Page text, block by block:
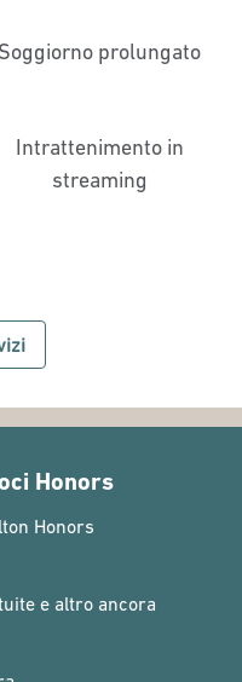
Soggiorno prolungato
Intrattenimento in
streaming
Honors
Honors
e altro ancora